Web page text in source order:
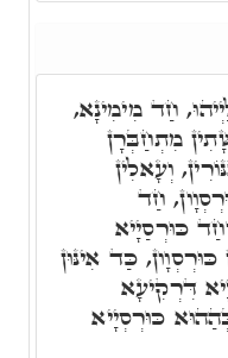
חַד מִימִינָא,
מִתְחַבְּרָן
וְעָאלִין
חַד
כּוּרְסַיָיא
כַּד אִינּוּן
דִּרְקִיעָא
כּוּרְסְיָיא